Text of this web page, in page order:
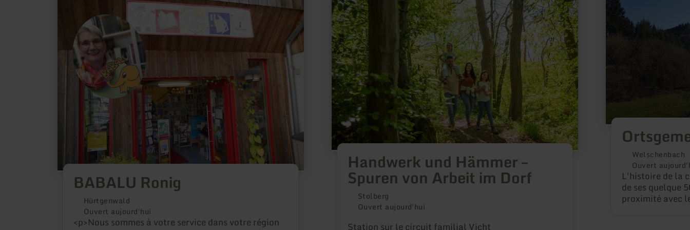
BABALU Ronig
Hürtgenwald
Ouvert aujourd'hui
<p>Nous sommes à votre service dans votre région
BABALU
Ronig
Handwerk und Hämmer –
Spuren von Arbeit im Dorf
Stolberg
Ouvert aujourd'hui
Station sur le circuit familial Vicht
plus
sur
:
Handwerk
und
Hämmer
–
Spuren
von
Arbeit
im
Dorf
Welschenbach
Ouvert
L'histoire de la
de ses quelque
proximité avec le
Ortsgemeinde
Welschenbach